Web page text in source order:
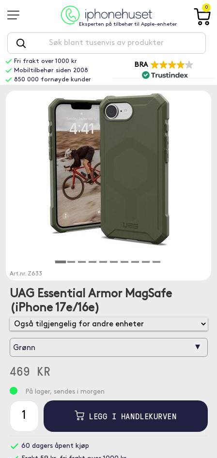
Eksperten på tilbehør til Apple-enheter
0
Fri frakt over 1000 kr
Mobiltilbehør siden 2008
850 000 fornøyde kunder
BRA
Art.nr. Z633
UAG Essential Armor MagSafe
(iPhone 17e/16e)
Grønn ▾
469 KR
På lager, sendes i morgen
LEGG I HANDLEKURVEN
60 dagers åpent kjøp